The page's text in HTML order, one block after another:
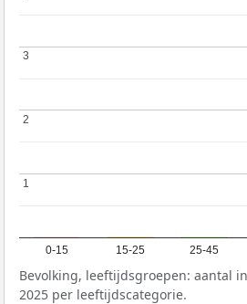
0-15 15-25 25-45
11
2
2
3
3
Bevolking, leeftijdsgroepen: aantal
2025 per leeftijdscategorie.